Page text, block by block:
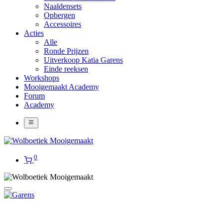
Naaldensets
Opbergen
Accessoires
Acties
Alle
Ronde Prijzen
Uitverkoop Katia Garens
Einde reeksen
Workshops
Mooigemaakt Academy
Forum
Academy
0